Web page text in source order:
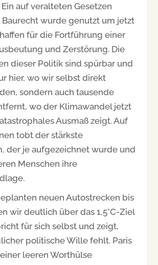
auf veralteten Gesetzen
Baurecht wurde genutzt um jetzt
für die Fortführung einer
und Zerstörung. Die
dieser Politik sind spürbar und
hier, wo wir selbst direkt
sondern auch tausende
wo der Klimawandel jetzt
Ausmaß zeigt. Auf
tobt der stärkste
der je aufgezeichnet wurde und
Menschen ihre
neuen Autostrecken bis
wir deutlich über das 1,5°C-Ziel
für sich selbst und zeigt,
politische Wille fehlt. Paris
leeren Worthülse